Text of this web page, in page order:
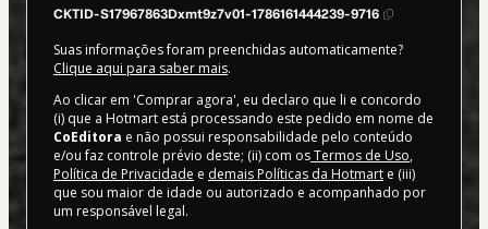
CKTID-S17967863Dxmt9z7v01-1786161444239-9716
Suas informações foram preenchidas automaticamente?
Clique aqui para saber mais.
Ao clicar em 'Comprar agora', eu declaro que li e concordo
(i) que a Hotmart está processando este pedido em nome de
CoEditora e não possui responsabilidade pelo conteúdo
e/ou faz controle prévio deste; (ii) com osTermos de Uso,
Política de Privacidade e demais Políticas da Hotmart e (iii)
que sou maior de idade ou autorizado e acompanhado por
um responsável legal.